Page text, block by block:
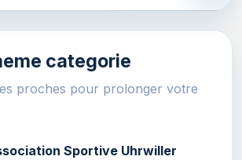
categorie
proches pour prolonger votre
Sportive Uhrwiller